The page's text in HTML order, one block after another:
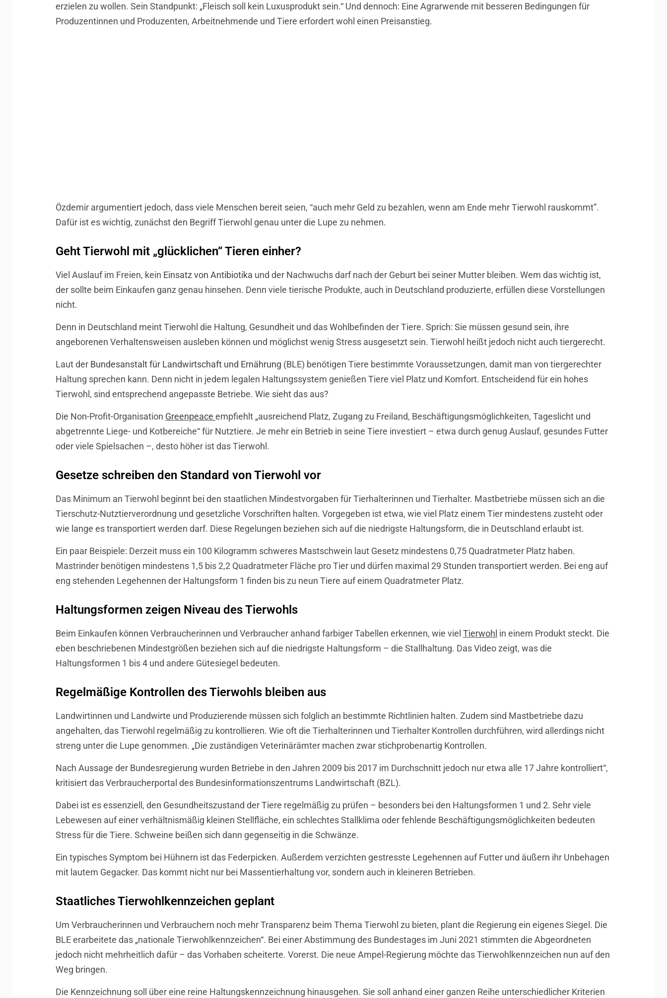
erzielen zu wollen. Sein Standpunkt: „Fleisch soll kein Luxusprodukt sein.“ Und dennoch: Eine Agrarwende mit besseren Bedingungen für
Produzentinnen und Produzenten, Arbeitnehmende und Tiere erfordert wohl einen Preisanstieg.
Özdemir argumentiert jedoch, dass viele Menschen bereit seien, “auch mehr Geld zu bezahlen, wenn am Ende mehr Tierwohl rauskommt”.
Dafür ist es wichtig, zunächst den Begriff Tierwohl genau unter die Lupe zu nehmen.
Geht Tierwohl mit „glücklichen“ Tieren einher?
Viel Auslauf im Freien, kein Einsatz von Antibiotika und der Nachwuchs darf nach der Geburt bei seiner Mutter bleiben. Wem das wichtig ist,
der sollte beim Einkaufen ganz genau hinsehen. Denn viele tierische Produkte, auch in Deutschland produzierte, erfüllen diese Vorstellungen
nicht.
Denn in Deutschland meint Tierwohl die Haltung, Gesundheit und das Wohlbefinden der Tiere. Sprich: Sie müssen gesund sein, ihre
angeborenen Verhaltensweisen ausleben können und möglichst wenig Stress ausgesetzt sein. Tierwohl heißt jedoch nicht auch tiergerecht.
Laut der Bundesanstalt für Landwirtschaft und Ernährung (BLE) benötigen Tiere bestimmte Voraussetzungen, damit man von tiergerechter
Haltung sprechen kann. Denn nicht in jedem legalen Haltungssystem genießen Tiere viel Platz und Komfort. Entscheidend für ein hohes
Tierwohl, sind entsprechend angepasste Betriebe. Wie sieht das aus?
Die Non-Profit-Organisation Greenpeace empfiehlt „ausreichend Platz, Zugang zu Freiland, Beschäftigungsmöglichkeiten, Tageslicht und
abgetrennte Liege- und Kotbereiche“ für Nutztiere. Je mehr ein Betrieb in seine Tiere investiert – etwa durch genug Auslauf, gesundes Futter
oder viele Spielsachen –, desto höher ist das Tierwohl.
Gesetze schreiben den Standard von Tierwohl vor
Das Minimum an Tierwohl beginnt bei den staatlichen Mindestvorgaben für Tierhalterinnen und Tierhalter. Mastbetriebe müssen sich an die
Tierschutz-Nutztierverordnung und gesetzliche Vorschriften halten. Vorgegeben ist etwa, wie viel Platz einem Tier mindestens zusteht oder
wie lange es transportiert werden darf. Diese Regelungen beziehen sich auf die niedrigste Haltungsform, die in Deutschland erlaubt ist.
Ein paar Beispiele: Derzeit muss ein 100 Kilogramm schweres Mastschwein laut Gesetz mindestens 0,75 Quadratmeter Platz haben.
Mastrinder benötigen mindestens 1,5 bis 2,2 Quadratmeter Fläche pro Tier und dürfen maximal 29 Stunden transportiert werden. Bei eng auf
eng stehenden Legehennen der Haltungsform 1 finden bis zu neun Tiere auf einem Quadratmeter Platz.
Haltungsformen zeigen Niveau des Tierwohls
Beim Einkaufen können Verbraucherinnen und Verbraucher anhand farbiger Tabellen erkennen, wie viel Tierwohl in einem Produkt steckt. Die
eben beschriebenen Mindestgrößen beziehen sich auf die niedrigste Haltungsform – die Stallhaltung. Das Video zeigt, was die
Haltungsformen 1 bis 4 und andere Gütesiegel bedeuten.
Regelmäßige Kontrollen des Tierwohls bleiben aus
Landwirtinnen und Landwirte und Produzierende müssen sich folglich an bestimmte Richtlinien halten. Zudem sind Mastbetriebe dazu
angehalten, das Tierwohl regelmäßig zu kontrollieren. Wie oft die Tierhalterinnen und Tierhalter Kontrollen durchführen, wird allerdings nicht
streng unter die Lupe genommen. „Die zuständigen Veterinärämter machen zwar stichprobenartig Kontrollen.
Nach Aussage der Bundesregierung wurden Betriebe in den Jahren 2009 bis 2017 im Durchschnitt jedoch nur etwa alle 17 Jahre kontrolliert“,
kritisiert das Verbraucherportal des Bundesinformationszentrums Landwirtschaft (BZL).
Dabei ist es essenziell, den Gesundheitszustand der Tiere regelmäßig zu prüfen – besonders bei den Haltungsformen 1 und 2. Sehr viele
Lebewesen auf einer verhältnismäßig kleinen Stellfläche, ein schlechtes Stallklima oder fehlende Beschäftigungsmöglichkeiten bedeuten
Stress für die Tiere. Schweine beißen sich dann gegenseitig in die Schwänze.
Ein typisches Symptom bei Hühnern ist das Federpicken. Außerdem verzichten gestresste Legehennen auf Futter und äußern ihr Unbehagen
mit lautem Gegacker. Das kommt nicht nur bei Massentierhaltung vor, sondern auch in kleineren Betrieben.
Staatliches Tierwohlkennzeichen geplant
Um Verbraucherinnen und Verbrauchern noch mehr Transparenz beim Thema Tierwohl zu bieten, plant die Regierung ein eigenes Siegel. Die
BLE erarbeitete das „nationale Tierwohlkennzeichen“. Bei einer Abstimmung des Bundestages im Juni 2021 stimmten die Abgeordneten
jedoch nicht mehrheitlich dafür – das Vorhaben scheiterte. Vorerst. Die neue Ampel-Regierung möchte das Tierwohlkennzeichen nun auf den
Weg bringen.
Die Kennzeichnung soll über eine reine Haltungskennzeichnung hinausgehen. Sie soll anhand einer ganzen Reihe unterschiedlicher Kriterien